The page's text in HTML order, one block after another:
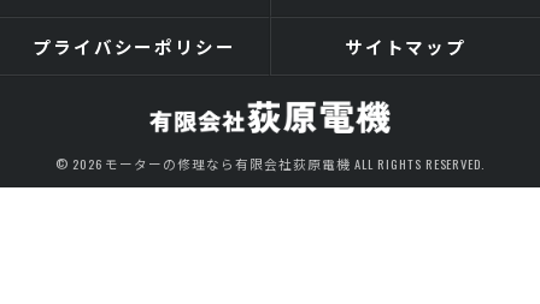
プライバシーポリシー サイトマップ
© 2026 モーターの修理なら有限会社荻原電機 ALL RIGHTS RESERVED.